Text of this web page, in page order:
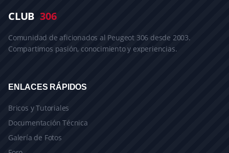
CLUB 306
Comunidad de aficionados al Peugeot 306 desde 2003.
Compartimos pasión, conocimiento y experiencias.
ENLACES RÁPIDOS
Bricos y Tutoriales
Documentación Técnica
Galería de Fotos